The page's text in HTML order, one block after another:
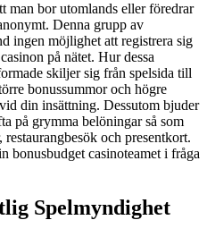
man bor utomlands eller föredrar
Denna grupp av
ingen möjlighet att registrera sig
på nätet. Hur dessa
skiljer sig från spelsida till
bonussummor och högre
din insättning. Dessutom bjuder
på grymma belöningar så som
och presentkort.
bonusbudget casinoteamet i fråga
Spelmyndighet